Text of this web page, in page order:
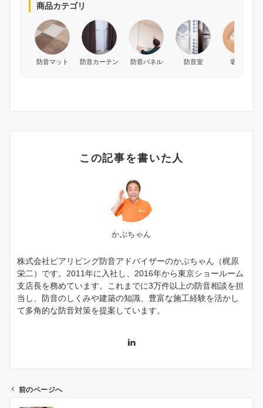
商品カテゴリ
防音マット 防音カーテン 防音パネル 防音室 吸音材
この記事を書いた人
かぶちゃん
株式会社ピアリビング防音アドバイザーのかぶちゃん（梶原
栄二）です。2011年に入社し、2016年から東京ショールーム
支店長を務めています。これまでに3万件以上の防音相談を担
当し、防音のしくみや建築の知識、豊富な施工経験を活かし
て多角的な防音対策を提案しています。
前のページへ